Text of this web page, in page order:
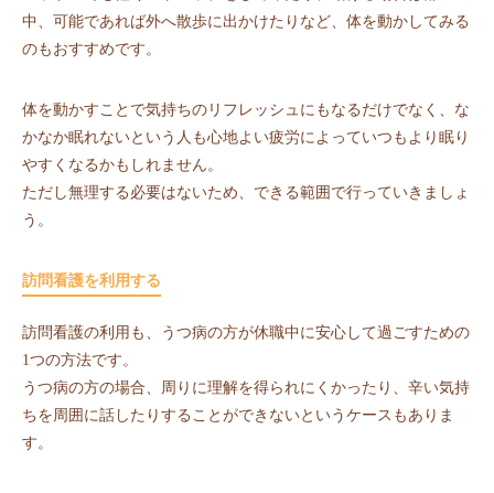
中、可能であれば外へ散歩に出かけたりなど、体を動かしてみる
のもおすすめです。
体を動かすことで気持ちのリフレッシュにもなるだけでなく、な
かなか眠れないという人も心地よい疲労によっていつもより眠り
やすくなるかもしれません。
ただし無理する必要はないため、できる範囲で行っていきましょ
う。
訪問看護を利用する
訪問看護の利用も、うつ病の方が休職中に安心して過ごすための
1つの方法です。
うつ病の方の場合、周りに理解を得られにくかったり、辛い気持
ちを周囲に話したりすることができないというケースもありま
す。